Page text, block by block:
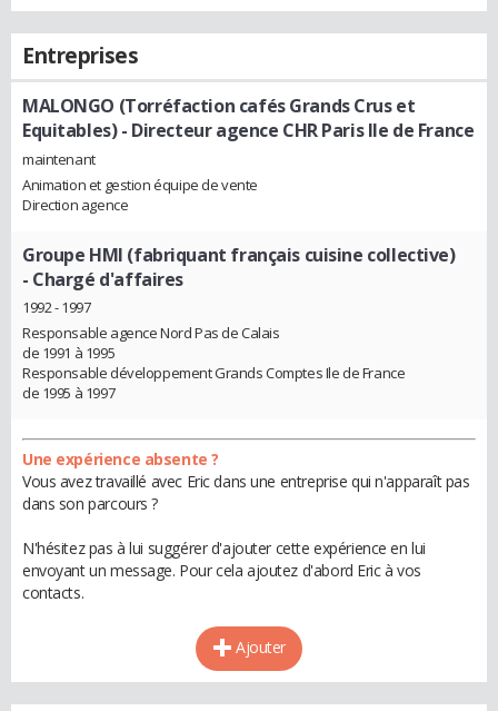
Entreprises
MALONGO (Torréfaction cafés Grands Crus et
Equitables)- Directeur agence CHR Paris Ile de France
maintenant
Animation et gestion équipe de vente
Direction agence
Groupe HMI (fabriquant français cuisine collective)
- Chargé d'affaires
1992 - 1997
Responsable agence Nord Pas de Calais
de 1991 à 1995
Responsable développement Grands Comptes Ile de France
de 1995 à 1997
Une expérience absente ?
Vous avez travaillé avec Eric dans une entreprise qui n'apparaît pas
dans son parcours ?
N'hésitez pas à lui suggérer d'ajouter cette expérience en lui
envoyant un message. Pour cela ajoutez d'abord Eric à vos
contacts.
Ajouter